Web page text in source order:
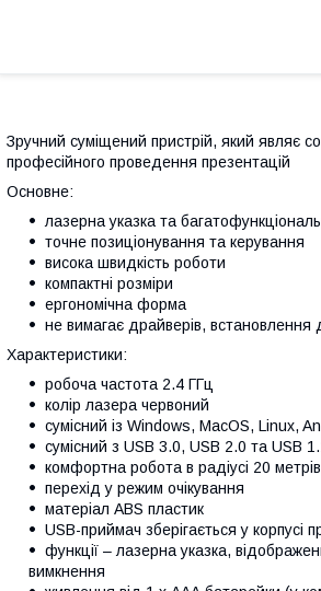
Зручний суміщений пристрій, який являє
професійного проведення презентацій
Основне:
лазерна указка та
точне позиціонування та керування
висока швидкість роботи
компактні розміри
ергономічна форма
не вимагає драйверів, встановлення
Характеристики:
робоча частота 2.4 ГГц
колір лазера червоний
сумісний із Windows, MacOS, Linux,
сумісний з USB 3.0, USB 2.0 та USB
комфортна робота в радіусі 20 метрів
перехід у режим очікування
матеріал ABS пластик
USB-приймач зберігається у корпусі
функції – лазерна указка,
вимкнення